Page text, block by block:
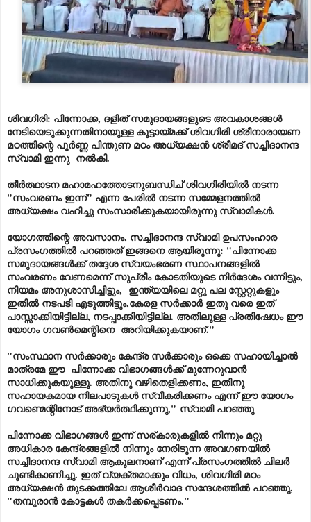
ശിവഗിരി: പിന്നോക്ക, ദളിത് സമുദായങ്ങളുടെ അവകാശങ്ങൾ
നേടിയെടുക്കുന്നതിനായുള്ള കൂട്ടായ്മക്ക് ശിവഗിരി ശ്രീനാരായണ
മഠത്തിന്റെ പൂർണ്ണ പിന്തുണ മഠം അധ്യക്ഷൻ ശ്രീമദ് സച്ചിദാനന്ദ
സ്വാമി ഇന്നു നൽകി.
തീർത്ഥാടന മഹാമഹത്തോടനുബന്ധിച് ശിവഗിരിയിൽ നടന്ന
"സംവരണം ഇന്ന്" എന്ന പേരിൽ നടന്ന സമ്മേളനത്തിൽ
അധ്യക്ഷം വഹിച്ചു സംസാരിക്കുകയായിരുന്നു സ്വാമികൾ.
യോഗത്തിന്റെ അവസാനം, സച്ചിദാനന്ദ സ്വാമി ഉപസംഹാര
പ്രസംഗത്തിൽ പറഞ്ഞത് ഇങ്ങനെ ആയിരുന്നു: "പിന്നോക്ക
സമുദായങ്ങൾക്ക്‌ തദ്ദേശ സ്വയംഭരണ സ്ഥാപനങ്ങളിൽ
സംവരണം വേണമെന്ന് സുപ്രീം കോടതിയുടെ നിർദേശം വന്നിട്ടും,
നിയമം അനുശാസിച്ചിട്ടും, ഇന്ത്യയിലെ മറ്റു പല സ്റ്റേറ്റുകളും
ഇതിൽ നടപടി എടുത്തിട്ടും,കേരള സർക്കാർ ഇതു വരെ ഇത്
പാസ്സാക്കിയിട്ടില്ല, നടപ്പാക്കിയിട്ടില്ല. അതിലുള്ള പ്രതിഷേധം ഈ
യോഗം ഗവൺമെന്റിനെ അറിയിക്കുകയാണ്."
"സംസ്ഥാന സർക്കാരും കേന്ദ്ര സർക്കാരും ഒക്കെ സഹായിച്ചാൽ
മാത്രമേ ഈ പിന്നോക്ക വിഭാഗങ്ങൾക്ക് മുന്നേറുവാൻ
സാധിക്കുകയുള്ളു. അതിനു വഴിതെളിക്കണം, ഇതിനു
സഹായകമായ നിലപാടുകൾ സ്വീകരിക്കണം എന്ന് ഈ യോഗം
ഗവണ്മെന്റിനോട് അഭ്യർത്ഥിക്കുന്നു," സ്വാമി പറഞ്ഞു
പിന്നോക്ക വിഭാഗങ്ങൾ ഇന്ന് സര്കാരുകളിൽ നിന്നും മറ്റു
അധികാര കേന്ദ്രങ്ങളിൽ നിന്നും നേരിടുന്ന അവഗണയിൽ
സച്ചിദാനന്ദ സ്വാമി ആകുലനാണ് എന്ന് പ്രസംഗത്തിൽ ചിലർ
ചൂണ്ടികാണിച്ചു. ഇത് വ്യക്തമാക്കും വിധം, ശിവഗിരി മഠം
അധ്യക്ഷൻ തുടക്കത്തിലേ ആശീർവാദ സന്ദേശത്തിൽ പറഞ്ഞു,
"തമ്പുരാൻ കോട്ടകൾ തകർക്കപ്പെടണം."